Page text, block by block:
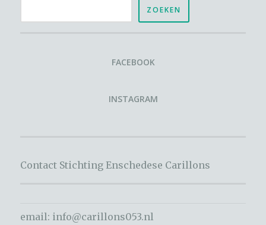
ZOEKEN
FACEBOOK
INSTAGRAM
Contact Stichting Enschedese Carillons
email: info@carillons053.nl